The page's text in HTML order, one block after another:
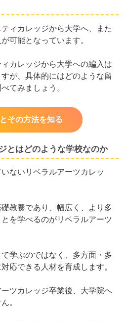
ィカレッジから大学へ、また
可能となっています。
カレッジから大学への編入は
が、具体的にはどのような留
てみましょう。
その方法を知る
とはどのような学校なのか
ないリベラルアーツカレッ
教養であり、幅広く、より多
を学べるのがリベラルアーツ
学ぶのではなく、多方面・多
応できる人材を育成します。
ツカレッジ卒業後、大学院へ
。